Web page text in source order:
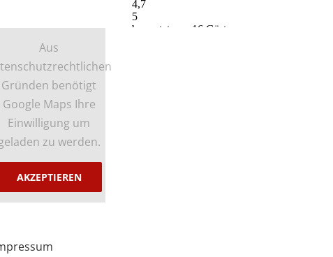
Aus
Gründen benötigt
Google Maps Ihre
Einwilligung um
zu werden.
AKZEPTIEREN